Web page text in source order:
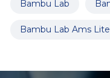
Bambu Lab
Bambu Lab Ams